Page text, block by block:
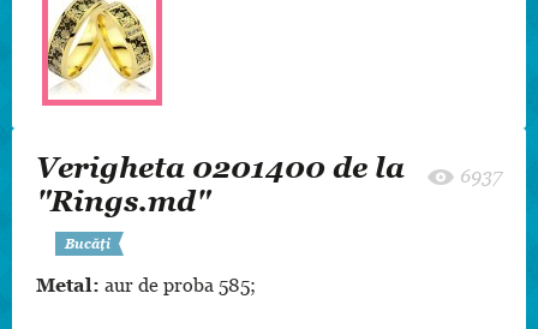
Verigheta 0201400 de la
"Rings.md"
6937
Bucăți
Metal: aur de proba 585;